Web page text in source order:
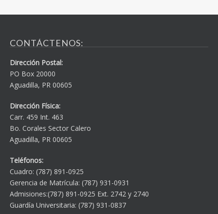
CONTÁCTENOS:
Dirección Postal:
PO Box 20000
Aguadilla, PR 00605
Dirección Física:
Carr. 459 Int. 463
Bo. Corales Sector Calero
Aguadilla, PR 00605
Teléfonos:
Cuadro: (787) 891-0925
Gerencia de Matrícula: (787) 931-0931
Admisiones:(787) 891-0925 Ext. 2742 y 2740
Guardía Universitaria: (787) 931-0837